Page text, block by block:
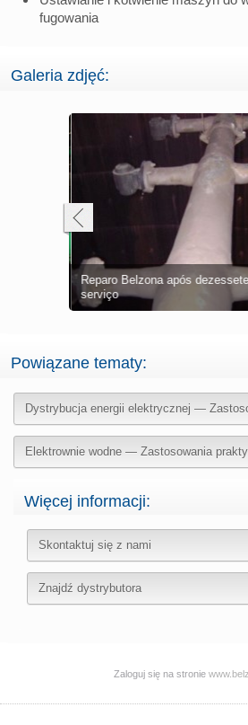
fugowania
Galeria zdjęć:
Reparo Belzona após
serviço
Powiązane tematy:
Dystrybucja energii elektrycznej —
Elektrownie wodne — Zastosowania
Więcej informacji:
Skontaktuj się z nami
Znajdź dystrybutora
Zaloguj się na stronie